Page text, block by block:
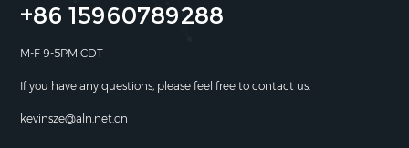
+86 15960789288
M-F 9-5PM CDT
If you have any questions, please feel free to contact us.
kevinsze@aln.net.cn